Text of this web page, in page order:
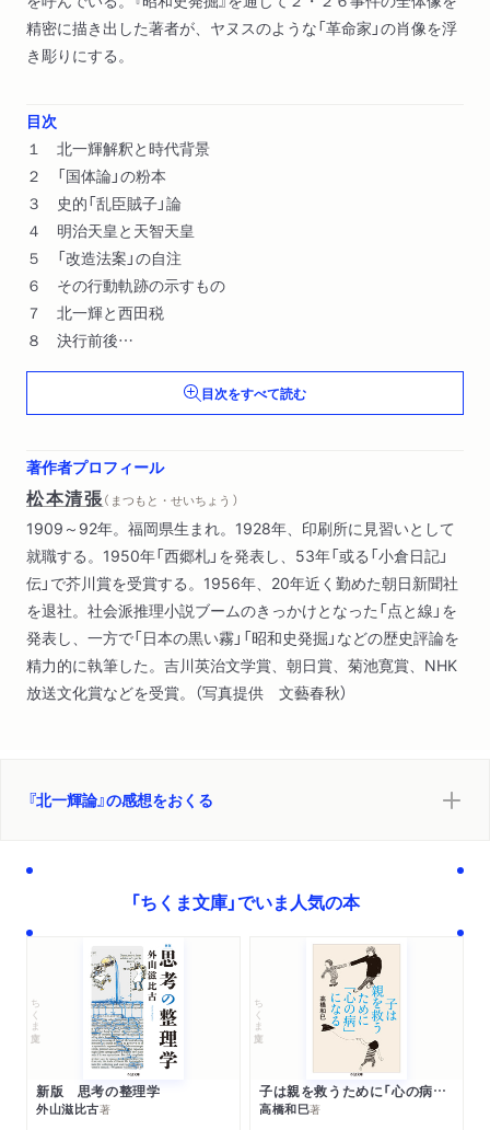
精密に描き出した著者が、ヤヌスのような「革命家」の肖像を浮
き彫りにする。
目次
１ 北一輝解釈と時代背景
２ 「国体論」の粉本
３ 史的「乱臣賊子」論
４ 明治天皇と天智天皇
５ 「改造法案」の自注
６ その行動軌跡の示すもの
７ 北一輝と西田税
８ 決行前後
９ 断罪の論理
対談 ある国家主義者の原像（久野収・松本清張）
目次をすべて読む
著作者プロフィール
松本清張（ まつもと・せいちょう ）
1909～92年。福岡県生まれ。1928年、印刷所に見習いとして
就職する。1950年「西郷札」を発表し、53年「或る「小倉日記」
伝」で芥川賞を受賞する。1956年、20年近く勤めた朝日新聞社
を退社。社会派推理小説ブームのきっかけとなった「点と線」を
発表し、一方で「日本の黒い霧」「昭和史発掘」などの歴史評論を
精力的に執筆した。吉川英治文学賞、朝日賞、菊池寛賞、NHK
放送文化賞などを受賞。（写真提供 文藝春秋）
『北一輝論』の感想をおくる
「ちくま文庫」でいま人気の本
ちくま文庫
新版 思考の整理学
外山滋比古著
ちくま文庫
子は親を救うために「心の病」になる
高橋和巳著